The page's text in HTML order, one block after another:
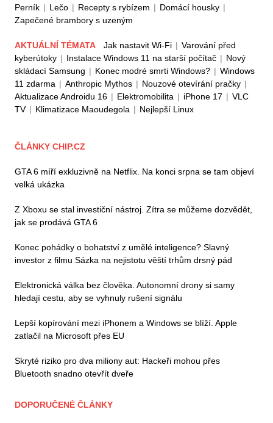
Perník | Lečo | Recepty s rybízem | Domácí housky |
Zapečené brambory s uzeným
AKTUÁLNÍ TÉMATA Jak nastavit Wi-Fi | Varování před
kyberútoky | Instalace Windows 11 na starší počítač | Nový
skládací Samsung | Konec modré smrti Windows? | Windows
11 zdarma | Anthropic Mythos | Nouzové otevírání pračky |
Aktualizace Androidu 16 | Elektromobilita | iPhone 17 | VLC
TV | Klimatizace Maoudegola | Nejlepší Linux
ČLÁNKY CHIP.CZ
GTA 6 míří exkluzivně na Netflix. Na konci srpna se tam objeví
velká ukázka
Z Xboxu se stal investiční nástroj. Zítra se můžeme dozvědět,
jak se prodává GTA 6
Konec pohádky o bohatství z umělé inteligence? Slavný
investor z filmu Sázka na nejistotu věští trhům drsný pád
Elektronická válka bez člověka. Autonomní drony si samy
hledají cestu, aby se vyhnuly rušení signálu
Lepší kopírování mezi iPhonem a Windows se blíží. Apple
zatlačil na Microsoft přes EU
Skryté riziko pro dva miliony aut: Hackeři mohou přes
Bluetooth snadno otevřít dveře
DOPORUČENÉ ČLÁNKY